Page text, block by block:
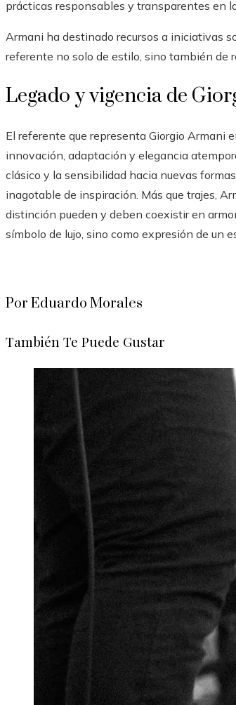
prácticas responsables y transparentes en
Armani ha destinado recursos a iniciativas
referente no solo de estilo, sino también
Legado y vigencia de
El referente que representa Giorgio Armani
innovación, adaptación y elegancia
clásico y la sensibilidad hacia nuevas
inagotable de inspiración. Más que trajes,
distinción pueden y deben coexistir en
símbolo de lujo, sino como expresión de un
Por Eduardo Morales
También Te Puede Gustar